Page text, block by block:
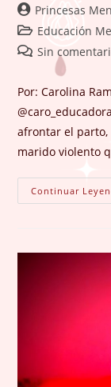
Autor
de
la
entrada:
Princesas
Categoría
de
entrada:
Educación
Comentarios
entrada:
Sin
Por: Carolina
afrontar el parto,
marido violento
Continuar